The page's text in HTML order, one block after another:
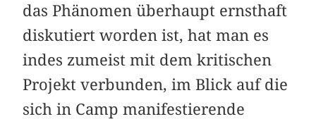
das Phänomen überhaupt ernsthaft
diskutiert worden ist, hat man es
indes zumeist mit dem kritischen
Projekt verbunden, im Blick auf die
sich in Camp manifestierende